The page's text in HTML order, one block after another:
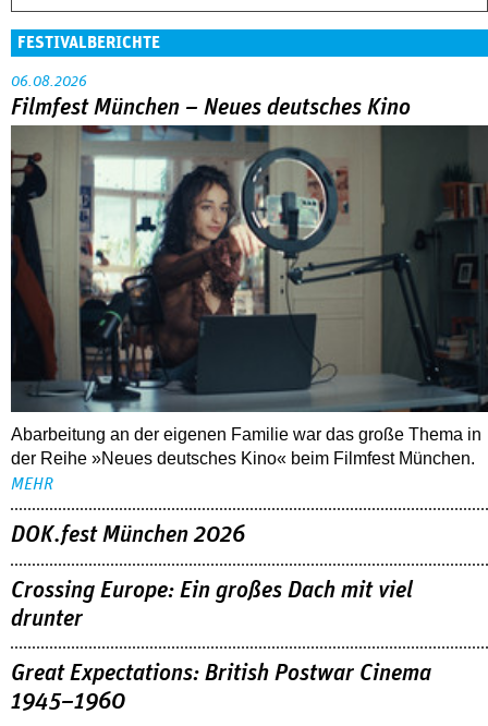
FESTIVALBERICHTE
06.08.2026
Filmfest München – Neues deutsches Kino
Abarbeitung an der eigenen Familie war das große Thema in
der Reihe »Neues deutsches Kino« beim Filmfest München.
MEHR
DOK.fest München 2026
Crossing Europe: Ein großes Dach mit viel
drunter
Great Expectations: British Postwar Cinema
1945–1960